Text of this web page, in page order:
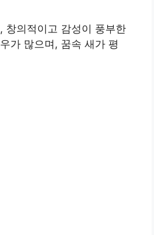
창의적이고 감성이 풍부한
가 많으며, 꿈속 새가 평